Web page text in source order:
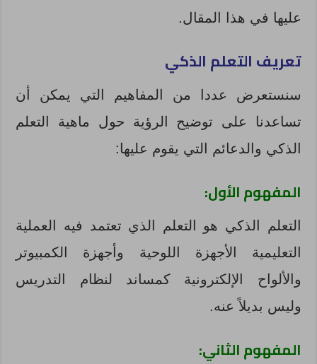
عليها في هذا المقال.
تعريف التعلم الذكي
سنستعرض عددا من المفاهيم التي يمكن أن
تساعدنا على توضيح الرؤية حول ماهية التعلم
الذكي والدعائم التي يقوم عليها:
المفهوم الأول:
التعلم الذكي هو التعلم الذي تعتمد فيه العملية
التعليمية الأجهزة اللوحية وأجهزة الكمبيوتر
والألواح الإلكترونية كمساند لنظام التدريس
وليس بديلاً عنه.
المفهوم الثاني: